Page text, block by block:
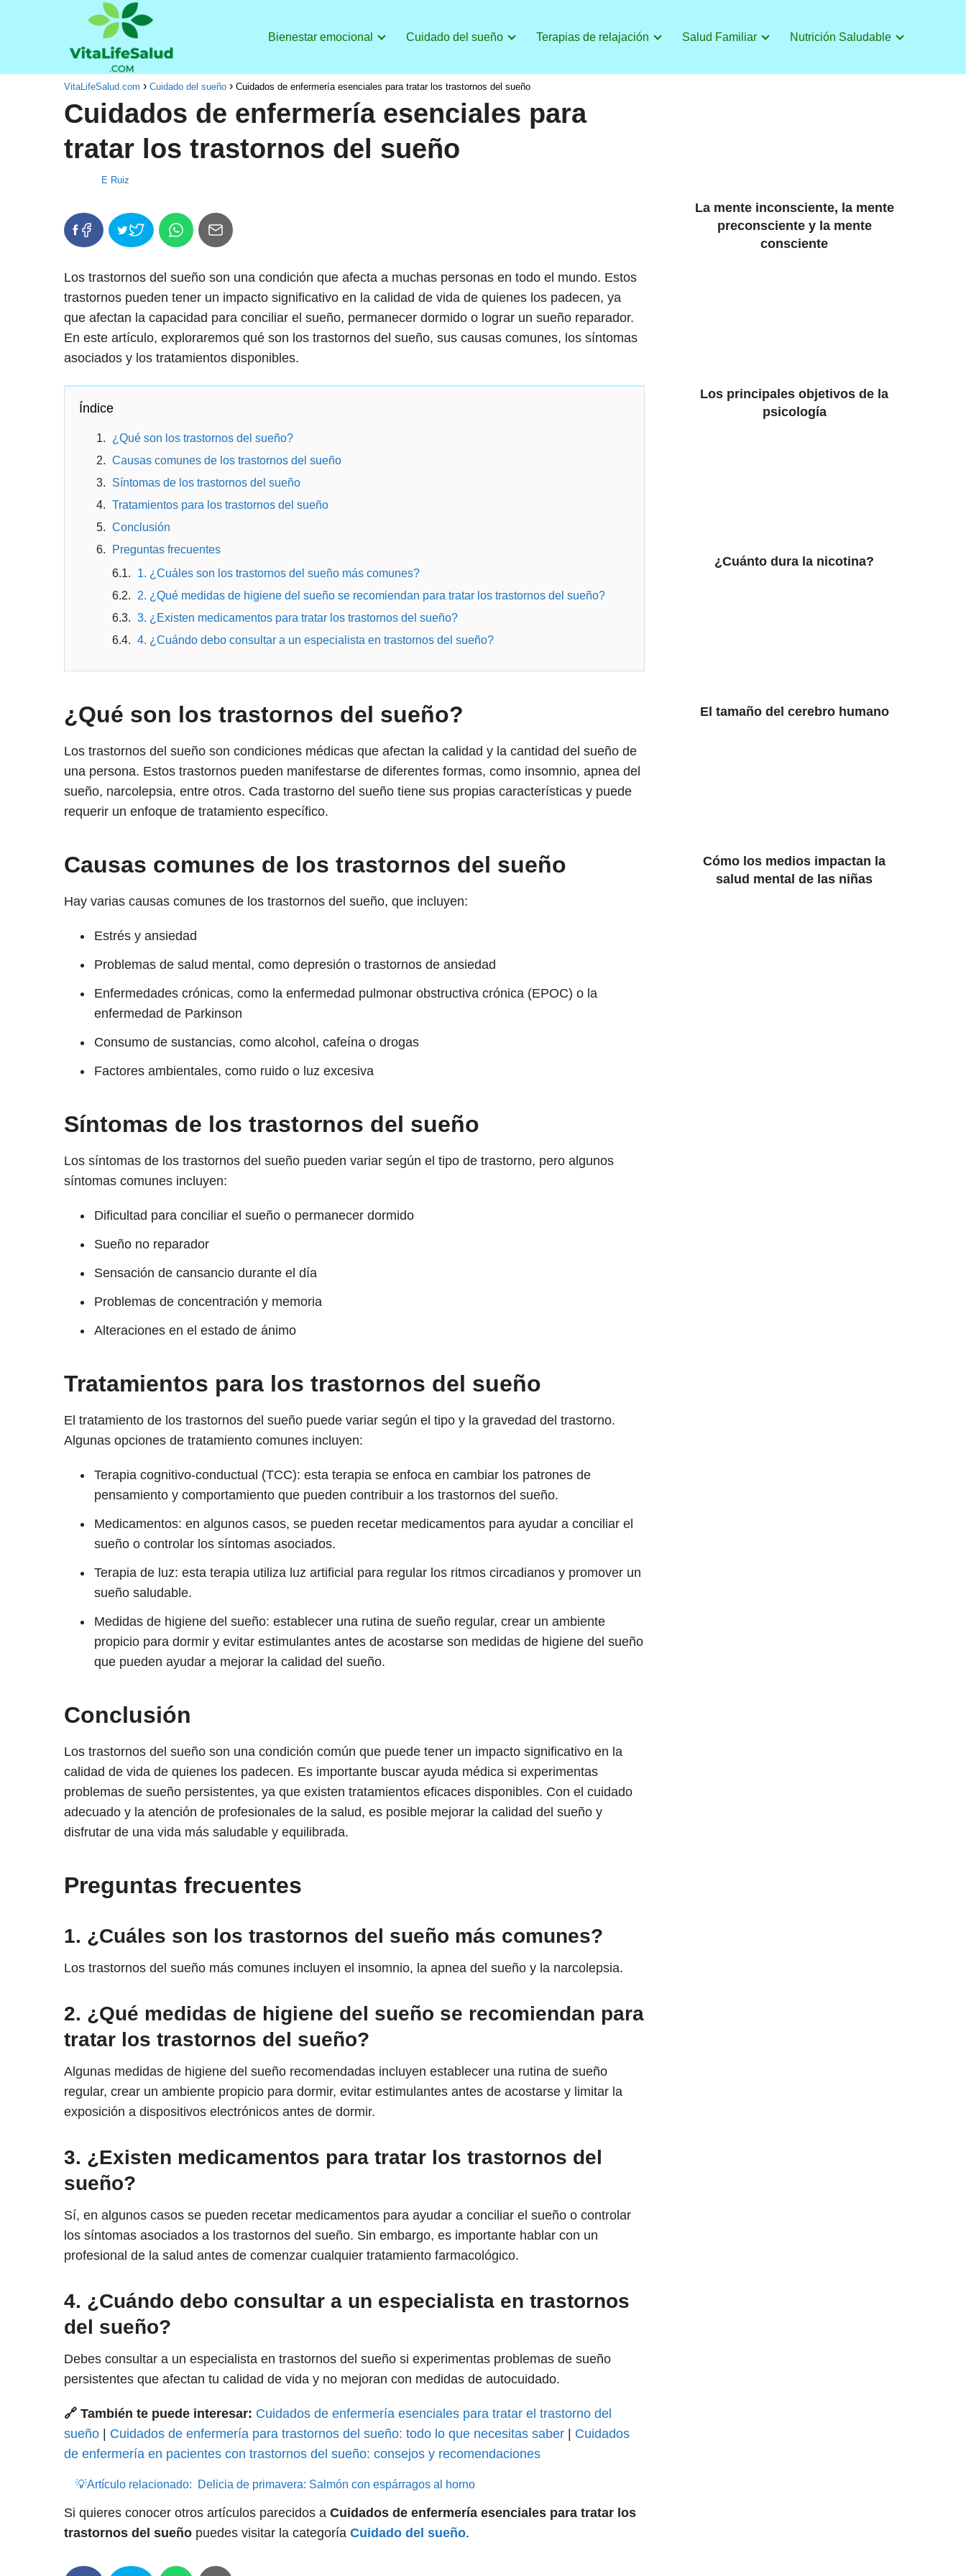
Bienestar emocional Cuidado del sueño Terapias de relajación Salud Familiar Nutrición Saludable
VitaLifeSalud.com Cuidado del sueño Cuidados de enfermería esenciales para tratar los trastornos del sueño
Cuidados de enfermería esenciales para
tratar los trastornos del sueño
E Ruiz
Los trastornos del sueño son una condición que afecta a muchas personas en todo el mundo. Estos
trastornos pueden tener un impacto significativo en la calidad de vida de quienes los padecen, ya
que afectan la capacidad para conciliar el sueño, permanecer dormido o lograr un sueño reparador.
En este artículo, exploraremos qué son los trastornos del sueño, sus causas comunes, los síntomas
asociados y los tratamientos disponibles.
Índice
¿Qué son los trastornos del sueño?
Causas comunes de los trastornos del sueño
Síntomas de los trastornos del sueño
Tratamientos para los trastornos del sueño
Conclusión
Preguntas frecuentes
1. ¿Cuáles son los trastornos del sueño más comunes?
2. ¿Qué medidas de higiene del sueño se recomiendan para tratar los trastornos del sueño?
3. ¿Existen medicamentos para tratar los trastornos del sueño?
4. ¿Cuándo debo consultar a un especialista en trastornos del sueño?
¿Qué son los trastornos del sueño?
Los trastornos del sueño son condiciones médicas que afectan la calidad y la cantidad del sueño de
una persona. Estos trastornos pueden manifestarse de diferentes formas, como insomnio, apnea del
sueño, narcolepsia, entre otros. Cada trastorno del sueño tiene sus propias características y puede
requerir un enfoque de tratamiento específico.
Causas comunes de los trastornos del sueño
Hay varias causas comunes de los trastornos del sueño, que incluyen:
Estrés y ansiedad
Problemas de salud mental, como depresión o trastornos de ansiedad
Enfermedades crónicas, como la enfermedad pulmonar obstructiva crónica (EPOC) o la
enfermedad de Parkinson
Consumo de sustancias, como alcohol, cafeína o drogas
Factores ambientales, como ruido o luz excesiva
Síntomas de los trastornos del sueño
Los síntomas de los trastornos del sueño pueden variar según el tipo de trastorno, pero algunos
síntomas comunes incluyen:
Dificultad para conciliar el sueño o permanecer dormido
Sueño no reparador
Sensación de cansancio durante el día
Problemas de concentración y memoria
Alteraciones en el estado de ánimo
Tratamientos para los trastornos del sueño
El tratamiento de los trastornos del sueño puede variar según el tipo y la gravedad del trastorno.
Algunas opciones de tratamiento comunes incluyen:
Terapia cognitivo-conductual (TCC): esta terapia se enfoca en cambiar los patrones de
pensamiento y comportamiento que pueden contribuir a los trastornos del sueño.
Medicamentos: en algunos casos, se pueden recetar medicamentos para ayudar a conciliar el
sueño o controlar los síntomas asociados.
Terapia de luz: esta terapia utiliza luz artificial para regular los ritmos circadianos y promover un
sueño saludable.
Medidas de higiene del sueño: establecer una rutina de sueño regular, crear un ambiente
propicio para dormir y evitar estimulantes antes de acostarse son medidas de higiene del sueño
que pueden ayudar a mejorar la calidad del sueño.
Conclusión
Los trastornos del sueño son una condición común que puede tener un impacto significativo en la
calidad de vida de quienes los padecen. Es importante buscar ayuda médica si experimentas
problemas de sueño persistentes, ya que existen tratamientos eficaces disponibles. Con el cuidado
adecuado y la atención de profesionales de la salud, es posible mejorar la calidad del sueño y
disfrutar de una vida más saludable y equilibrada.
Preguntas frecuentes
1. ¿Cuáles son los trastornos del sueño más comunes?
Los trastornos del sueño más comunes incluyen el insomnio, la apnea del sueño y la narcolepsia.
2. ¿Qué medidas de higiene del sueño se recomiendan para
tratar los trastornos del sueño?
Algunas medidas de higiene del sueño recomendadas incluyen establecer una rutina de sueño
regular, crear un ambiente propicio para dormir, evitar estimulantes antes de acostarse y limitar la
exposición a dispositivos electrónicos antes de dormir.
3. ¿Existen medicamentos para tratar los trastornos del
sueño?
Sí, en algunos casos se pueden recetar medicamentos para ayudar a conciliar el sueño o controlar
los síntomas asociados a los trastornos del sueño. Sin embargo, es importante hablar con un
profesional de la salud antes de comenzar cualquier tratamiento farmacológico.
4. ¿Cuándo debo consultar a un especialista en trastornos
del sueño?
Debes consultar a un especialista en trastornos del sueño si experimentas problemas de sueño
persistentes que afectan tu calidad de vida y no mejoran con medidas de autocuidado.
🔗 También te puede interesar: Cuidados de enfermería esenciales para tratar el trastorno del
sueño| Cuidados de enfermería para trastornos del sueño: todo lo que necesitas saber| Cuidados
de enfermería en pacientes con trastornos del sueño: consejos y recomendaciones
💡Artículo relacionado: Delicia de primavera: Salmón con espárragos al horno
Si quieres conocer otros artículos parecidos a Cuidados de enfermería esenciales para tratar los
trastornos del sueñopuedes visitar la categoría Cuidado del sueño.
La mente inconsciente, la mente
preconsciente y la mente
consciente
Los principales objetivos de la
psicología
¿Cuánto dura la nicotina?
El tamaño del cerebro humano
Cómo los medios impactan la
salud mental de las niñas